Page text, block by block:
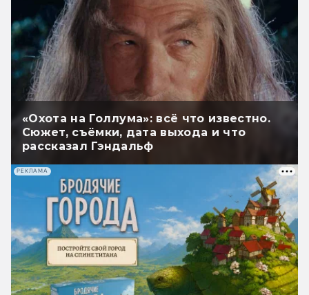
«Охота на Голлума»: всё что известно.
Сюжет, съёмки, дата выхода и что
рассказал Гэндальф
РЕКЛАМА